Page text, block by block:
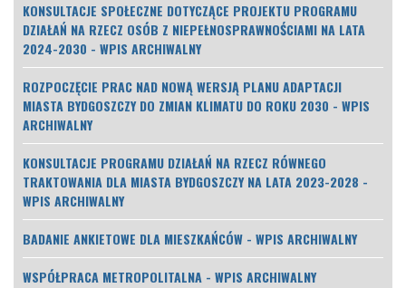
KONSULTACJE SPOŁECZNE DOTYCZĄCE PROJEKTU PROGRAMU
DZIAŁAŃ NA RZECZ OSÓB Z NIEPEŁNOSPRAWNOŚCIAMI NA LATA
2024-2030 - WPIS ARCHIWALNY
ROZPOCZĘCIE PRAC NAD NOWĄ WERSJĄ PLANU ADAPTACJI
MIASTA BYDGOSZCZY DO ZMIAN KLIMATU DO ROKU 2030 - WPIS
ARCHIWALNY
KONSULTACJE PROGRAMU DZIAŁAŃ NA RZECZ RÓWNEGO
TRAKTOWANIA DLA MIASTA BYDGOSZCZY NA LATA 2023-2028 -
WPIS ARCHIWALNY
BADANIE ANKIETOWE DLA MIESZKAŃCÓW - WPIS ARCHIWALNY
WSPÓŁPRACA METROPOLITALNA - WPIS ARCHIWALNY